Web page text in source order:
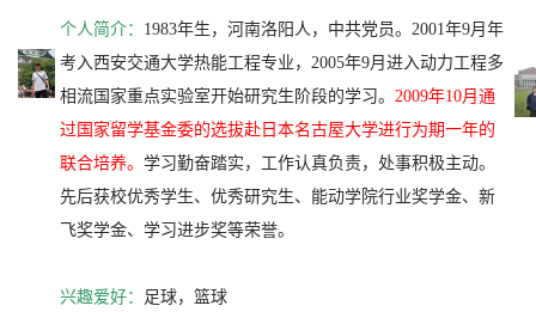
个人简介： 1983年生，河南洛阳人，中共党员。2001年9月年
考入西安交通大学热能工程专业，2005年9月进入动力工程多
相流国家重点实验室开始研究生阶段的学习。 2009年10月通
过国家留学基金委的选拔赴日本名古屋大学进行为期一年的
联合培养。 学习勤奋踏实，工作认真负责，处事积极主动。
先后获校优秀学生、优秀研究生、能动学院行业奖学金、新
飞奖学金、学习进步奖等荣誉。
兴趣爱好： 足球，篮球